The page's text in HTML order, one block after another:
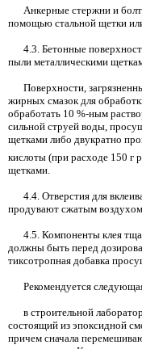
Анкерные стержни и
помощью стальной щетки
4.3.Бетонные
пыли металлическими
Поверхности,
жирных смазок для
обработать 10 %-ным
сильной струей воды,
щетками либо двукратно
кислоты (при расходе 150 г
щетками.
4.4. Отверстия для
продувают сжатым воздухом.
4.5. Компоненты клея
должны быть перед
тиксотропная добавка
Рекомендуется
в строительной
состоящий из эпоксидной
причем сначала